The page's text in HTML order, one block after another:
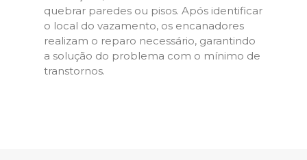
quebrar paredes ou pisos. Após identificar
o local do vazamento, os encanadores
realizam o reparo necessário, garantindo
a solução do problema com o mínimo de
transtornos.